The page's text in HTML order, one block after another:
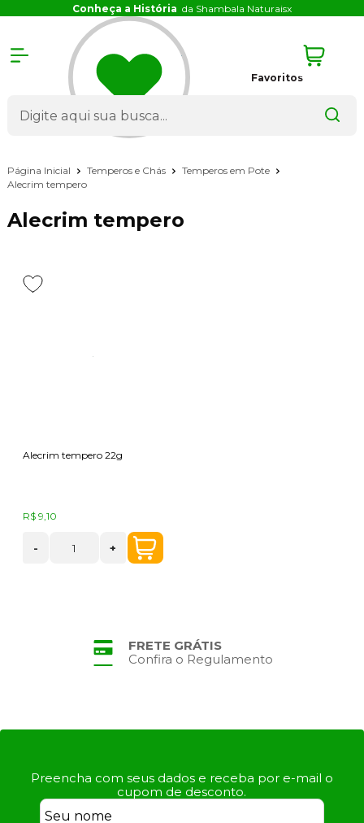
Conheça a História da Shambala Naturaisx
Favoritos
Página Inicial Temperos e Chás
Temperos em Pote
Alecrim tempero
Alecrim tempero
Alecrim tempero 22g
R$ 9,10
- +
FRETE GRÁTIS
Confira o Regulamento
Preencha com seus dados e receba por e-mail o
cupom de desconto.